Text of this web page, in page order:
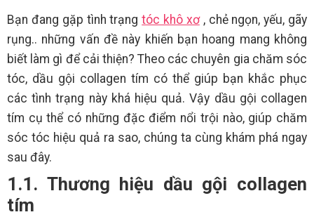
Bạn đang gặp tình trạngtóc khô xơ, chẻ ngọn, yếu, gãy
rụng.. những vấn đề này khiến bạn hoang mang không
biết làm gì để cải thiện? Theo các chuyên gia chăm sóc
tóc, dầu gội collagen tím có thể giúp bạn khắc phục
các tình trạng này khá hiệu quả. Vậy dầu gội collagen
tím cụ thể có những đặc điểm nổi trội nào, giúp chăm
sóc tóc hiệu quả ra sao, chúng ta cùng khám phá ngay
sau đây.
1.1. Thương hiệu dầu gội collagen
tím